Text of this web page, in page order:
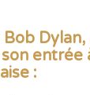
Dylan,
entrée
: